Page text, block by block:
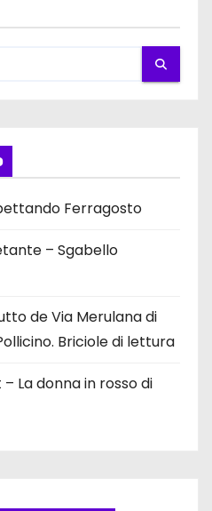
Ferragosto
– Sgabello
de Via Merulana di
Briciole di lettura
La donna in rosso di